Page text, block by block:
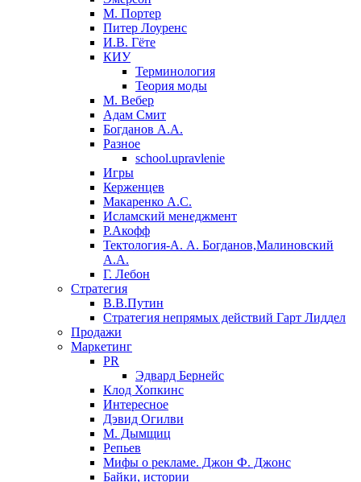
М. Портер
Питер Лоуренс
И.В. Гёте
КИУ
Терминология
Теория моды
М. Вебер
Адам Смит
Богданов А.А.
Разное
school.upravlenie
Игры
Керженцев
Макаренко А.С.
Исламский менеджмент
Р.Акофф
Тектология-А. А. Богданов,Малиновский
А.А.
​Г. Лебон
Стратегия
В.В.Путин
​Стратегия непрямых действий Гарт Лиддел
Продажи
Маркетинг
PR
Эдвард Бернейс
Клод Хопкинс
Интересное
Дэвид Огилви
М. Дымщиц
Репьев
Мифы о рекламе. Джон Ф. Джонс
Байки, истории